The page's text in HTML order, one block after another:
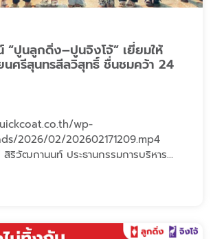
“ปูนลูกดิ่ง–ปูนจิงโจ้” เยี่ยมให้
นศรีสุนทรสีลวิสุทธิ์ ชื่นชมคว้า 24
wp-
2026/02/202602171209.mp4
ริวัฒกานนท์ ประธานกรรมการบริหาร
งไปเยี่ยมเยียนและให้กำลังใจนักเรียน ณ
น คณะครู และนักเรียนให้การต ...